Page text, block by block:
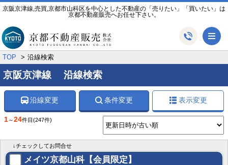
京阪京津線,売買,京都市山科区を中心とした不動産の「売りたい」「買いたい」は
京都不動産販売へお任せ下さい。
TOP 沿線検索
京阪京津線 沿線検索
沿線変更 条件変更 表示変更
1～24件目 (247件)
↓チェックしてお問合せ
メイツ京都山科【会員限定】